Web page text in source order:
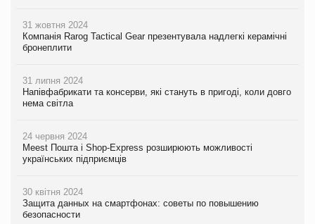
31 жовтня 2024
Компанія Rarog Tactical Gear презентувала надлегкі керамічні
бронеплити
31 липня 2024
Напівфабрикати та консерви, які стануть в пригоді, коли довго
нема світла
24 червня 2024
Meest Пошта і Shop-Express розширюють можливості
українських підприємців
30 квітня 2024
Защита данных на смартфонах: советы по повышению
безопасности